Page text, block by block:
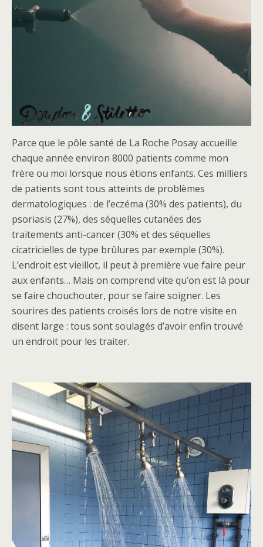
Parce que le pôle santé de La Roche Posay accueille
chaque année environ 8000 patients comme mon
frère ou moi lorsque nous étions enfants. Ces milliers
de patients sont tous atteints de problèmes
dermatologiques : de l’eczéma (30% des patients), du
psoriasis (27%), des séquelles cutanées des
traitements anti-cancer (30% et des séquelles
cicatricielles de type brûlures par exemple (30%).
L’endroit est vieillot, il peut à première vue faire peur
aux enfants… Mais on comprend vite qu’on est là pour
se faire chouchouter, pour se faire soigner. Les
sourires des patients croisés lors de notre visite en
disent large : tous sont soulagés d’avoir enfin trouvé
un endroit pour les traiter.